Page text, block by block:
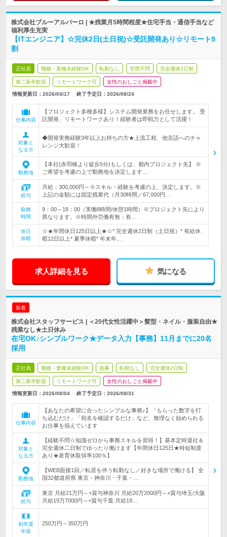
株式会社ブルーアルバーロ | ★残業月5時間程度★住宅手当・通信手当など
福利厚生充実
【ITエンジニア】☆完休2日(土日祝)☆受託開発あり☆リモート9
割
正社員 職種・業種未経験OK 転勤なし 学歴不問 完全週休2日制
第二新卒歓迎 リモートワーク可 女性のおしごと掲載中
情報更新日：2026/04/17 終了予定日： 2026/08/24
仕事内容
【プロジェクト多種多様】システム開発業務をお任せします。 受
託開発、リモートワークあり！経験者は即戦力として活躍！
対象と
なる方
◆開発実務経験3年以上お持ちの方★上流工程、他言語へのチャ
レンジ大歓迎！
勤務地
【本社(赤羽橋より徒歩5分)もしくは、都内プロジェクト先】 ※
ご希望を考慮の上で勤務地を決定します…
給与
月給：300,000円～※スキル・経験を考慮の上、決定します。※
上記の金額には固定残業代（月30時間／67,000円…
勤務
時間
9：00～18：00（実働8時間/休憩1時間）※プロジェクト先により
異なります。※時間外労働有無：有…
休日
休暇
☆★年間休日125日以上★☆* 完全週休2日制（土日祝）* 有給休
暇12日以上* 夏季休暇* 年末年…
求人詳細を見る 気になる
新着
株式会社スタッフサービス | ＜20代女性活躍中＞髪型・ネイル・服装自由★
残業なし★土日休み
在宅OK♪シンプルワーク★データ入力【事務】11月までに20名
採用
正社員 職種・業種未経験OK 急募 転勤なし 完全週休2日制
第二新卒歓迎 リモートワーク可 女性のおしごと掲載中
情報更新日：2026/08/04 終了予定日： 2026/08/31
仕事内容
【あなたの希望に合ったシンプルな事務♪】「もらった数字を打
ち込むだけ」「宛名を確認するだけ」など、無理なく始められる
お仕事を揃えています
対象と
なる方
【経験不問☆知識ゼロから事務スキルを習得！】基本定時退社＆
完全週休二日制でゆったり働けます【年間休日125日★時短制度
あり★産育休取得率100％】
勤務地
【WEB面接1回／転居を伴う転勤なし／好きな場所で働ける】 全
国32都道府県 東京・神奈川・千葉・…
給与
東京 月給21万円～+賞与神奈川 月給20万2000円～+賞与埼玉/大阪
月給19万7000円～+賞与千葉 月給19…
初年度
年収
250万円～350万円